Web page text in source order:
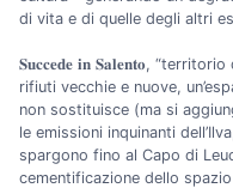
di vita e di quelle degli altri
𝐒𝐮𝐜𝐜𝐞𝐝𝐞 𝐢𝐧 𝐒𝐚𝐥𝐞𝐧𝐭𝐨,
rifiuti vecchie e nuove,
non sostituisce (ma si
le emissioni inquinanti
spargono fino al Capo di
cementificazione dello